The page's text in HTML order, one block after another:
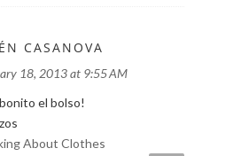
CASANOVA
18, 2013 at 9:55 AM
el bolso!
About Clothes